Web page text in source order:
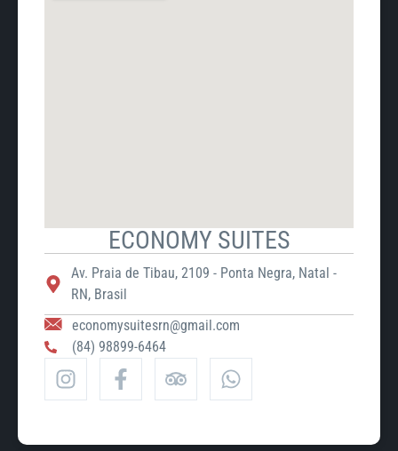
ECONOMY SUITES
Av. Praia de Tibau, 2109 - Ponta Negra, Natal -
RN, Brasil
economysuitesrn@gmail.com
(84) 98899-6464